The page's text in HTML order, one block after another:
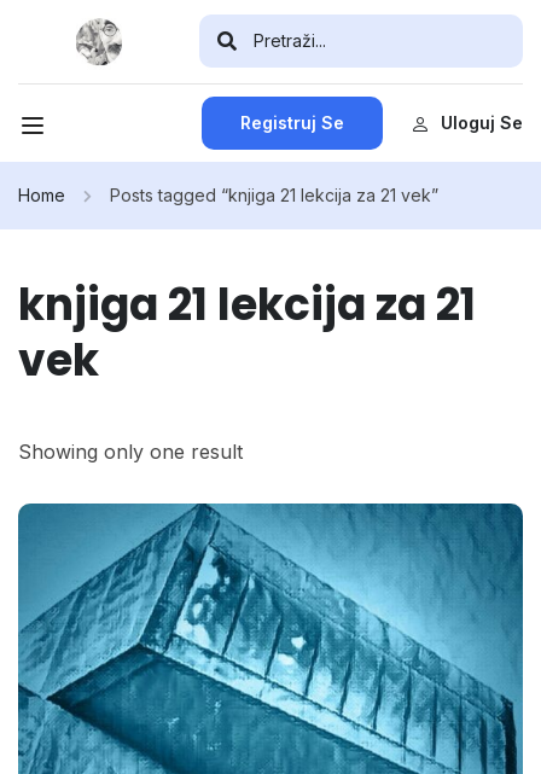
Registruj Se Uloguj Se
Home Posts tagged “knjiga 21 lekcija za 21 vek”
knjiga 21 lekcija za 21
vek
Showing only one result